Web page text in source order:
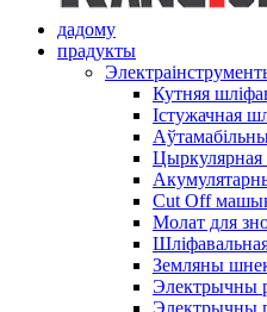
дадому
прадукты
Кутняя
Істужачная
Цыркулярная
Cut Off
Молат для
Земляны
Электрычны
Электрычны